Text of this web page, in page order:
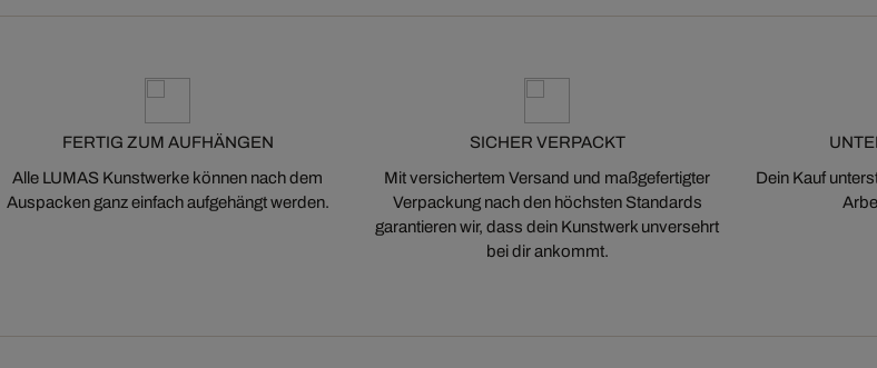
FERTIG ZUM AUFHÄNGEN
Alle LUMAS Kunstwerke können nach dem
Auspacken ganz einfach aufgehängt werden.
SICHER VERPACKT
Mit versichertem Versand und maßgefertigter
Verpackung nach den höchsten Standards
garantieren wir, dass dein Kunstwerk unversehrt
bei dir ankommt.
Dein Kauf